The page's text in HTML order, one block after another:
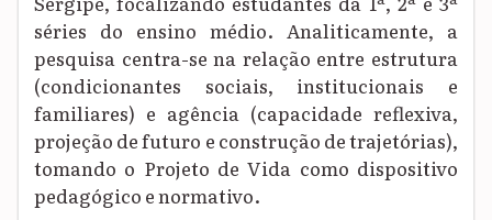
séries do ensino médio. Analiticamente, a
pesquisa centra-se na relação entre estrutura
(condicionantes sociais, institucionais e
familiares) e agência (capacidade reflexiva,
projeção de futuro e construção de trajetórias),
tomando o Projeto de Vida como dispositivo
pedagógico e normativo.